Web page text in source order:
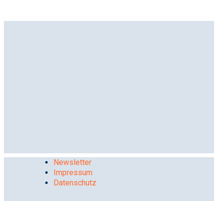
Newsletter
Impressum
Datenschutz